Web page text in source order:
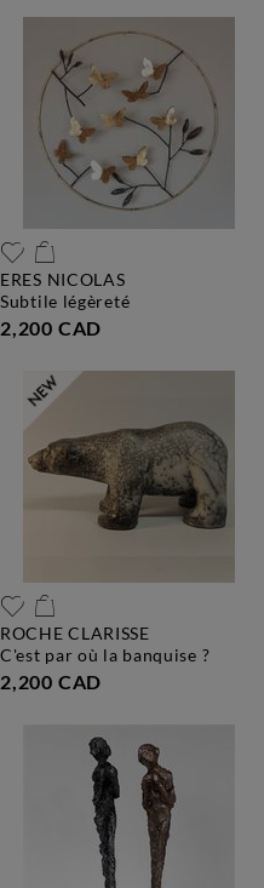
ERES NICOLAS
subtile légèreté
2,200 CAD
ROCHE CLARISSE
c'est par où la banquise ?
2,200 CAD